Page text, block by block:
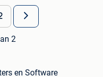
2
en Software